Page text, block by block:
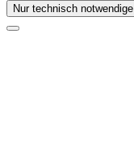
Nur technisch notwendige